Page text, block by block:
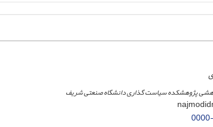
پژوهشکده سیاست گذاری دانشگاه صنعتی شریف